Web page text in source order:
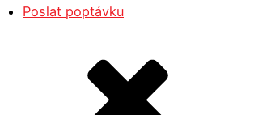
Poslat poptávku